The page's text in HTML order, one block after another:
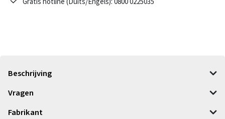
Beschrijving
Vragen
Fabrikant